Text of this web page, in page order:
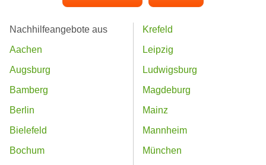
Nachhilfeangebote aus
Aachen
Augsburg
Bamberg
Berlin
Bielefeld
Bochum
Krefeld
Leipzig
Ludwigsburg
Magdeburg
Mainz
Mannheim
München